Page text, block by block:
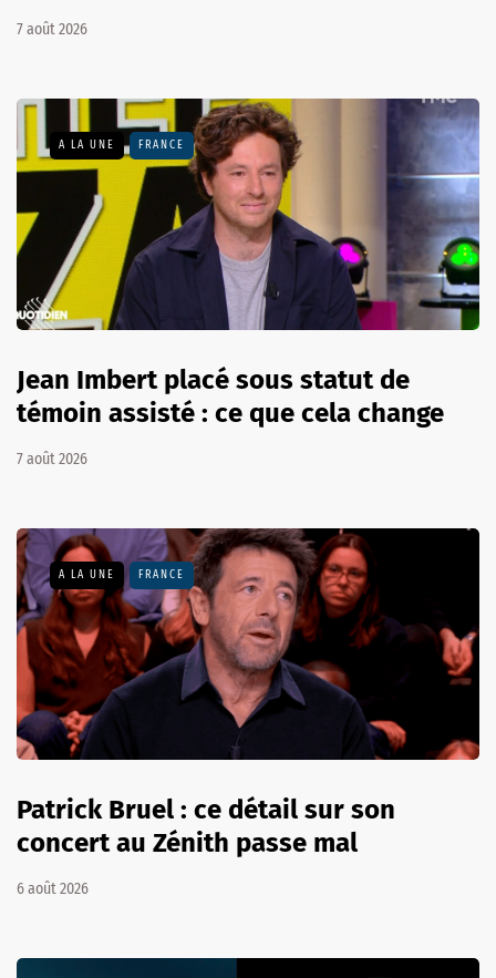
7 août 2026
A LA UNE FRANCE
Jean Imbert placé sous statut de
témoin assisté : ce que cela change
7 août 2026
A LA UNE FRANCE
Patrick Bruel : ce détail sur son
concert au Zénith passe mal
6 août 2026